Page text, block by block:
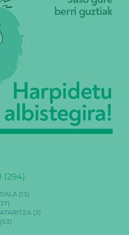
(294)
(13)
(3)
(53)